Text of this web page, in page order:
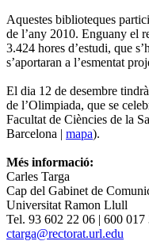
Aquestes biblioteques
de l’any 2010. Enguany el
3.424 hores d’estudi, que
s’aportaran a l’esmentat
El dia 12 de desembre
de l’Olimpiada, que se
Facultat de Ciències de la
Barcelona | mapa).
Més informació:
Carles Targa
Cap del Gabinet de
Universitat Ramon Llull
Tel. 93 602 22 06 | 600 017
ctarga@rectorat.url.edu